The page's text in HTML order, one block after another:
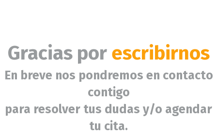
Gracias por escribirnos
En breve nos pondremos en contacto
contigo
para resolver tus dudas y/o agendar
tu cita.